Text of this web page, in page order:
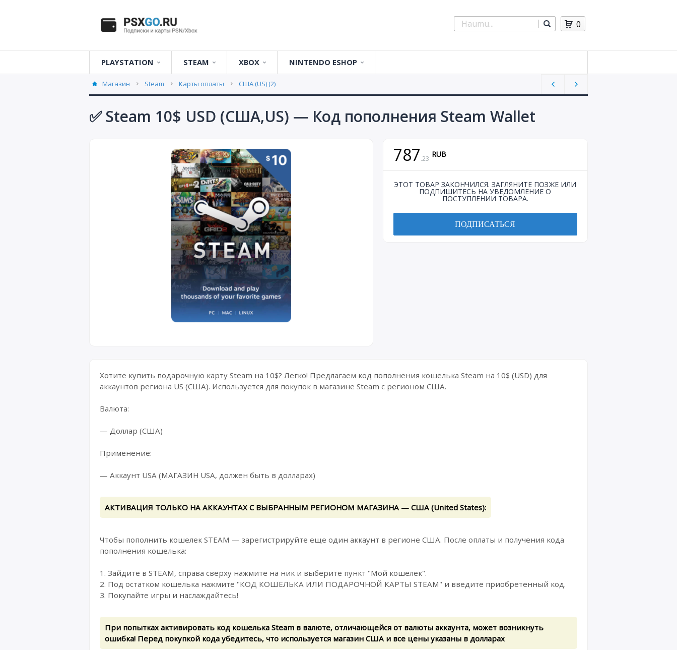
0
PLAYSTATION
Карты оплаты United Kingdom (UK)
STEAM
Карты оплаты США (US)
XBOX
Карты Оплаты
NINTENDO ESHOP
Магазин Steam Карты оплаты США (US) (2)
✅ Steam 10$ USD (США,US) — Код пополнения Steam Wallet
787.23 RUB
ЭТОТ ТОВАР ЗАКОНЧИЛСЯ. ЗАГЛЯНИТЕ ПОЗЖЕ ИЛИ
ПОДПИШИТЕСЬ НА УВЕДОМЛЕНИЕ О
ПОСТУПЛЕНИИ ТОВАРА.
ПОДПИСАТЬСЯ
Хотите купить подарочную карту Steam на 10$? Легко! Предлагаем код пополнения кошелька Steam на 10$ (USD) для
аккаунтов региона US (США). Используется для покупок в магазине Steam с регионом США.
Валюта:
— Доллар (США)
Применение:
— Аккаунт USA (МАГАЗИН USA, должен быть в долларах)
АКТИВАЦИЯ ТОЛЬКО НА АККАУНТАХ С ВЫБРАННЫМ РЕГИОНОМ МАГАЗИНА — США (United States):
Чтобы пополнить кошелек STEAM — зарегистрируйте еще один аккаунт в регионе США. После оплаты и получения кода
пополнения кошелька:
1. Зайдите в STEAM, справа сверху нажмите на ник и выберите пункт "Мой кошелек".
2. Под остатком кошелька нажмите "КОД КОШЕЛЬКА ИЛИ ПОДАРОЧНОЙ КАРТЫ STEAM" и введите приобретенный код.
3. Покупайте игры и наслаждайтесь!
При попытках активировать код кошелька Steam в валюте, отличающейся от валюты аккаунта, может возникнуть
ошибка! Перед покупкой кода убедитесь, что используется магазин США и все цены указаны в долларах